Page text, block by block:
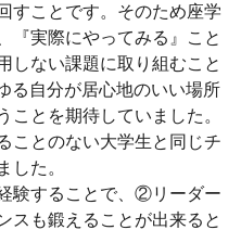
すことです。そのため座学
『実際にやってみる』こと
しない課題に取り組むこと
る自分が居心地のいい場所
ことを期待していました。
ことのない大学生と同じチ
した。
験することで、②リーダー
スも鍛えることが出来ると